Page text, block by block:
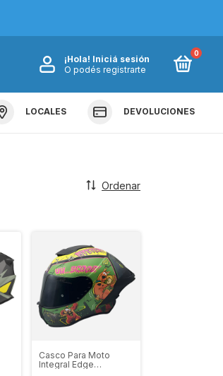
¡Hola! Iniciá sesión
O podés registrarte
0
LOCALES DEVOLUCIONES
Ordenar
Casco Para Moto
Integral Edge